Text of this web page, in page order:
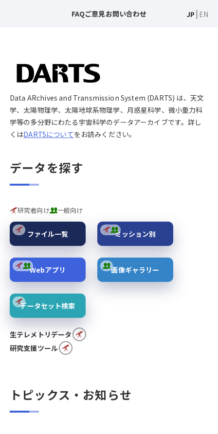
FAQご意見お問い合わせ JP EN
Data ARchives and Transmission System (DARTS) は、天文
学、太陽物理学、太陽地球系物理学、月惑星科学、微小重力科
学等の多分野にわたる宇宙科学のデータアーカイブです。詳し
くはDARTSについてをお読みください。
データを探す
研究者向け 一般向け
ファイル一覧 ミッション別
Webアプリ 画像ギャラリー
データセット検索
生テレメトリデータ
研究支援ツール
トピックス・お知らせ